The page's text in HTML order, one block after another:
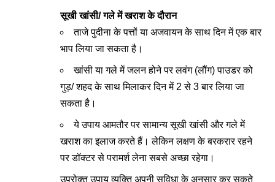
सूखी खांसी/ गले में खराश के दौरान
ताजे पुदीना के पत्तों या अजवायन के साथ दिन में एक बार
भाप लिया जा सकता है।
खांसी या गले में जलन होने पर लवंग (लौंग) पाउडर को
गुड़/ शहद के साथ मिलाकर दिन में 2 से 3 बार लिया जा
सकता है।
ये उपाय आमतौर पर सामान्य सूखी खांसी और गले में
खराश का इलाज करते हैं। लेकिन लक्षण के बरकरार रहने
पर डॉक्‍टर से परामर्श लेना सबसे अच्छा रहेगा।
उपरोक्त उपाय व्‍यक्ति अपनी सुविधा के अनुसार कर सकते